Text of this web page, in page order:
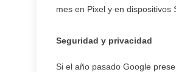
mes en Pixel y en
Seguridad y privacidad
Si el año pasado Google